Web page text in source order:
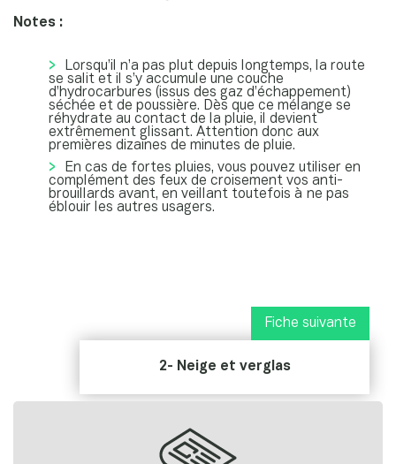
Notes :
Lorsqu’il n’a pas plut depuis longtemps, la route
se salit et il s’y accumule une couche
d’hydrocarbures (issus des gaz d’échappement)
séchée et de poussière. Dès que ce mélange se
réhydrate au contact de la pluie, il devient
extrêmement glissant. Attention donc aux
premières dizaines de minutes de pluie.
En cas de fortes pluies, vous pouvez utiliser en
complément des feux de croisement vos anti-
brouillards avant, en veillant toutefois à ne pas
éblouir les autres usagers.
Fiche suivante
2- Neige et verglas